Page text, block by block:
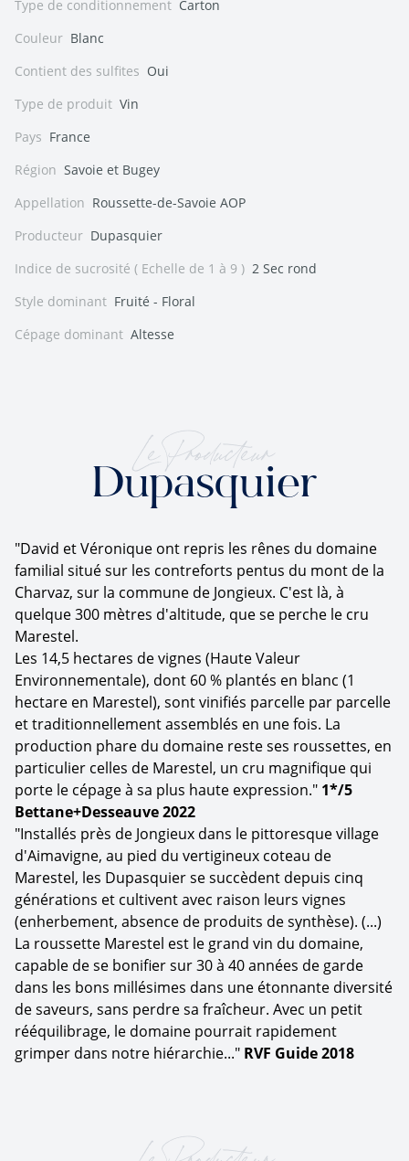
Type de conditionnement Carton
Couleur Blanc
Contient des sulfites Oui
Type de produit Vin
Pays France
Région Savoie et Bugey
Appellation Roussette-de-Savoie AOP
Producteur Dupasquier
Indice de sucrosité ( Echelle de 1 à 9 ) 2 Sec rond
Style dominant Fruité - Floral
Cépage dominant Altesse
Le Producteur
Dupasquier
"David et Véronique ont repris les rênes du domaine
familial situé sur les contreforts pentus du mont de la
Charvaz, sur la commune de Jongieux. C'est là, à
quelque 300 mètres d'altitude, que se perche le cru
Marestel.
Les 14,5 hectares de vignes (Haute Valeur
Environnementale), dont 60 % plantés en blanc (1
hectare en Marestel), sont vinifiés parcelle par parcelle
et traditionnellement assemblés en une fois. La
production phare du domaine reste ses roussettes, en
particulier celles de Marestel, un cru magnifique qui
porte le cépage à sa plus haute expression." 1*/5
Bettane+Desseauve 2022
"Installés près de Jongieux dans le pittoresque village
d'Aimavigne, au pied du vertigineux coteau de
Marestel, les Dupasquier se succèdent depuis cinq
générations et cultivent avec raison leurs vignes
(enherbement, absence de produits de synthèse). (...)
La roussette Marestel est le grand vin du domaine,
capable de se bonifier sur 30 à 40 années de garde
dans les bons millésimes dans une étonnante diversité
de saveurs, sans perdre sa fraîcheur. Avec un petit
rééquilibrage, le domaine pourrait rapidement
grimper dans notre hiérarchie..." RVF Guide 2018
Le Producteur